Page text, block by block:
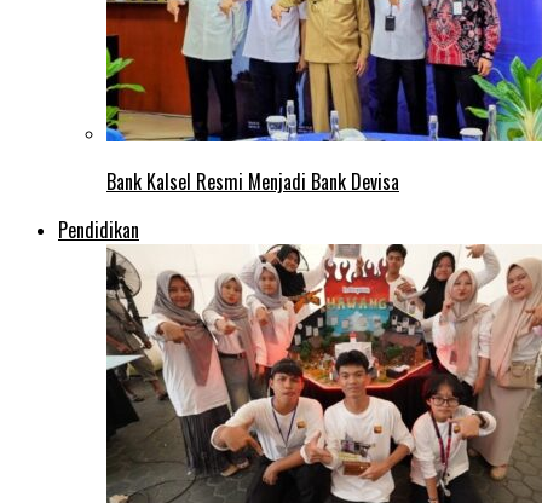
Bank Kalsel Resmi Menjadi Bank Devisa
Pendidikan